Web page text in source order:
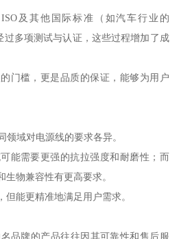
及其他国际标准（如汽车行业的
过多项测试与认证，这些过程增加了成
门槛，更是品质的保证，能够为用户
领域对电源线的要求各异。
能需要更强的抗拉强度和耐磨性；而
物兼容性有更高要求。
能更精准地满足用户需求。
品牌的产品往往因其可靠性和售后服